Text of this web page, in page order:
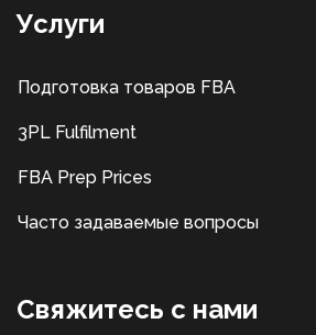
Услуги
Подготовка товаров FBA
3PL Fulfilment
FBA Prep Prices
Часто задаваемые вопросы
Свяжитесь с нами